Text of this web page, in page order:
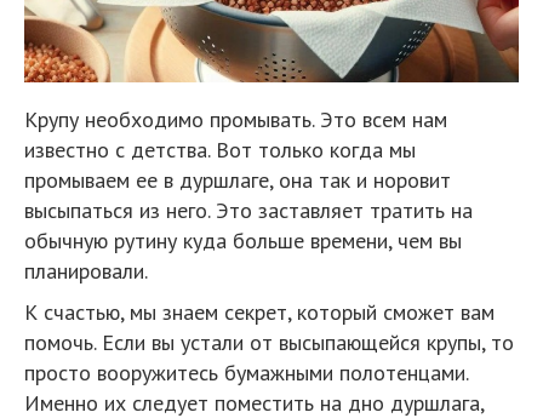
Крупу необходимо промывать. Это всем нам
известно с детства. Вот только когда мы
промываем ее в дуршлаге, она так и норовит
высыпаться из него. Это заставляет тратить на
обычную рутину куда больше времени, чем вы
планировали.
К счастью, мы знаем секрет, который сможет вам
помочь. Если вы устали от высыпающейся крупы, то
просто вооружитесь бумажными полотенцами.
Именно их следует поместить на дно дуршлага,